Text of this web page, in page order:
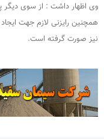
وی اظهار داشت : از سوی دیگر
همچنین رایزنی لازم جهت
نیز صورت گرفته است.